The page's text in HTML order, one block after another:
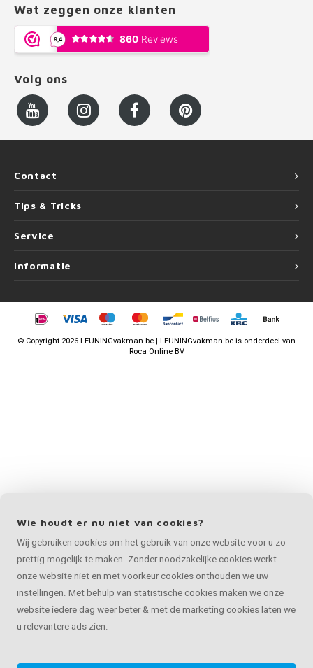
Wat zeggen onze klanten
Volg ons
Contact
Tips & Tricks
Service
Informatie
© Copyright 2026 LEUNINGvakman.be | LEUNINGvakman.be is onderdeel van
Roca Online BV
Wie houdt er nu niet van cookies?
Wij gebruiken cookies om het gebruik van onze website voor u zo
prettig mogelijk te maken. Zonder noodzakelijke cookies werkt
onze website niet en met voorkeur cookies onthouden we uw
instellingen. Met behulp van statistische cookies maken we onze
website iedere dag weer beter & met de marketing cookies laten we
u relevantere ads zien.